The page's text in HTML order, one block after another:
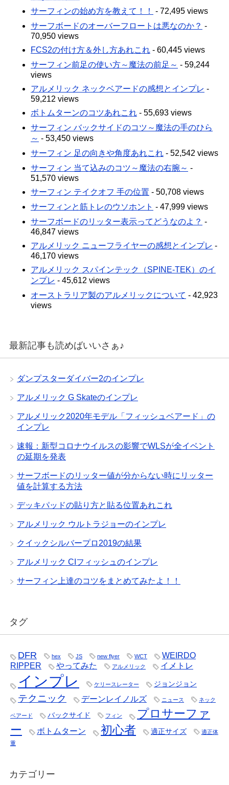
サーフィンの始め方を教えて！！
- 72,495 views
サーフボードのオーバーフロートは悪なのか？ -
70,950 views
FCS2の付け方＆外し方あれこれ - 60,445 views
サーフィン前足の使い方～魔法の前足～ - 59,244
views
アルメリック ネックベアードの感想とインプレ -
59,212 views
ボトムターンのコツあれこれ - 55,693 views
サーフィン バックサイドのコツ～魔法の手のひら
～ - 53,450 views
サーフィン 足の向きや角度あれこれ - 52,542 views
サーフィン 当て込みのコツ～魔法の右腕～ -
51,570 views
サーフィン テイクオフ 手の位置 - 50,708 views
サーフィンと筋トレのウソホント - 47,999 views
サーフボードのリッター表示ってどうなのよ？ -
46,847 views
アルメリック ニューフライヤーの感想とインプレ -
46,170 views
アルメリック スパインテック（SPINE-TEK）のイ
ンプレ - 45,612 views
オーストラリア製のアルメリックについて - 42,923
views
最新記事も読めばいいさぁ♪
ダンプスターダイバー2のインプレ
アルメリック G Skateのインプレ
アルメリック2020年モデル「フィッシュベアード」の
インプレ
速報：新型コロナウイルスの影響でWLSが全イベント
の延期を発表
サーフボードのリッター値が分からない時にリッター
値を計算する方法
デッキパッドの貼り方と貼る位置あれこれ
アルメリック ウルトラジョーのインプレ
クイックシルバープロ2019の結果
アルメリック CIフィッシュのインプレ
サーフィン上達のコツをまとめてみたよ！！
タグ
DFR hex JS new flyer WCT
WEIRDO
RIPPER
やってみた アルメリック イメトレ
インプレ ケリースレーター ジョンジョン
テクニック デーンレイノルズ ニュース ネック
ベアード バックサイド フィン
プロサーファ
ー
ボトムターン 初心者 適正サイズ
適正体
重
カテゴリー